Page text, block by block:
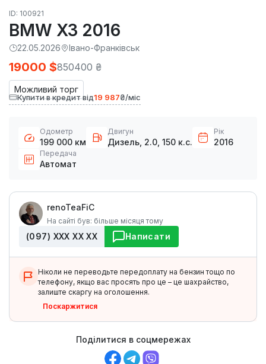
ID: 100921
BMW X3 2016
22.05.2026 Івано-Франківськ
Можливий торг
19000 $850400 ₴
Купити в кредит від19 987₴/міс
Одометр
199 000 км
Двигун
Дизель, 2.0, 150 к.с.
Рік
2016
Передача
Автомат
renoTeaFiC
На сайті був: більше місяця тому
(097) ХХХ ХХ ХХ Написати
Ніколи не переводьте передоплату на бензин тощо по
телефону, якщо вас просять про це – це шахрайство,
залиште скаргу на оголошення.
Поскаржитися
Поділитися в соцмережах